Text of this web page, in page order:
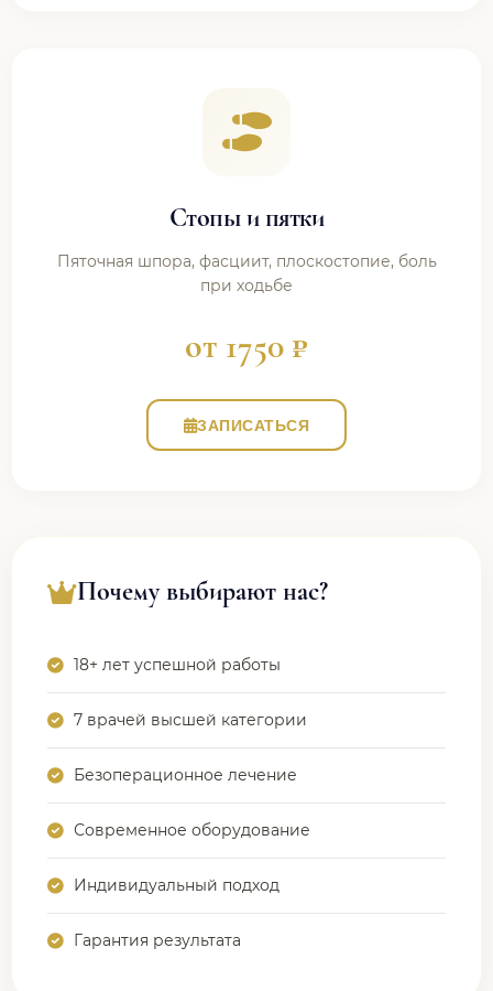
Стопы и пятки
Пяточная шпора, фасциит, плоскостопие, боль
при ходьбе
от 1750 ₽
ЗАПИСАТЬСЯ
Почему выбирают нас?
18+ лет успешной работы
7 врачей высшей категории
Безоперационное лечение
Современное оборудование
Индивидуальный подход
Гарантия результата